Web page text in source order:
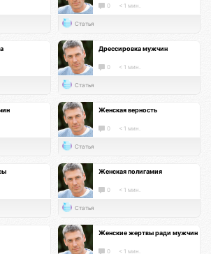
0 < 1 мин.
Статья
Дрессировка мужчин
0 < 1 мин.
Статья
Женская верность
0 < 1 мин.
Статья
Женская полигамия
0 < 1 мин.
Статья
Женские жертвы ради мужчин
0 < 1 мин.